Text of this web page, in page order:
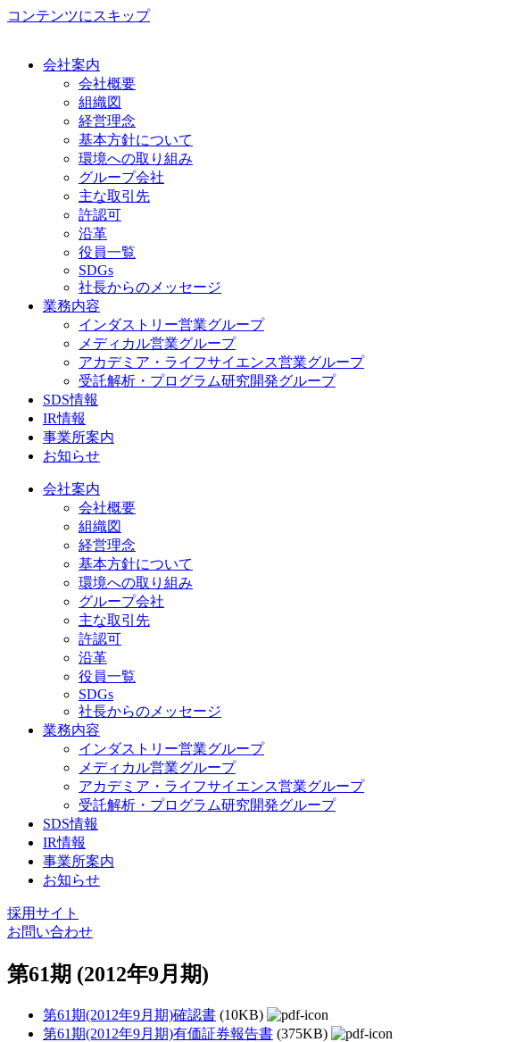
コンテンツにスキップ
会社案内
会社概要
組織図
経営理念
基本方針について
環境への取り組み
グループ会社
主な取引先
許認可
沿革
役員一覧
SDGs
社長からのメッセージ
業務内容
インダストリー営業グループ
メディカル営業グループ
アカデミア・ライフサイエンス営業グループ
受託解析・プログラム研究開発グループ
SDS情報
IR情報
事業所案内
お知らせ
会社案内
会社概要
組織図
経営理念
基本方針について
環境への取り組み
グループ会社
主な取引先
許認可
沿革
役員一覧
SDGs
社長からのメッセージ
業務内容
インダストリー営業グループ
メディカル営業グループ
アカデミア・ライフサイエンス営業グループ
受託解析・プログラム研究開発グループ
SDS情報
IR情報
事業所案内
お知らせ
採用サイト
お問い合わせ
第61期 (2012年9月期)
第61期(2012年9月期)確認書 (10KB)
第61期(2012年9月期)有価証券報告書 (375KB)